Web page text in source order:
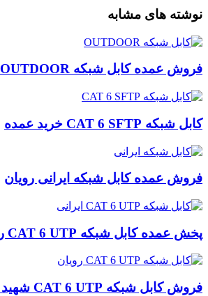
نوشته های مشابه
فروش عمده کابل شبکه OUTDOOR ایرانی
کابل شبکه CAT 6 SFTP خرید عمده
فروش عمده کابل شبکه ایرانی رویان
پخش عمده کابل شبکه CAT 6 UTP رویان
فروش کابل شبکه CAT 6 UTP شهید قندی